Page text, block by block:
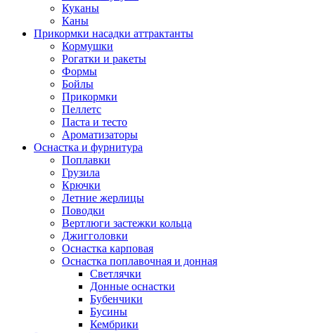
Куканы
Каны
Прикормки насадки аттрактанты
Кормушки
Рогатки и ракеты
Формы
Бойлы
Прикормки
Пеллетс
Паста и тесто
Ароматизаторы
Оснастка и фурнитура
Поплавки
Грузила
Крючки
Летние жерлицы
Поводки
Вертлюги застежки кольца
Джигголовки
Оснастка карповая
Оснастка поплавочная и донная
Светлячки
Донные оснастки
Бубенчики
Бусины
Кембрики